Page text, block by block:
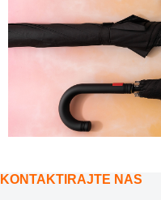
KONTAKTIRAJTE NAS